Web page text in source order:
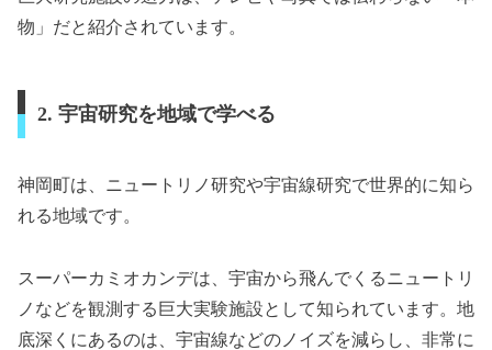
物」だと紹介されています。
2. 宇宙研究を地域で学べる
神岡町は、ニュートリノ研究や宇宙線研究で世界的に知ら
れる地域です。
スーパーカミオカンデは、宇宙から飛んでくるニュートリ
ノなどを観測する巨大実験施設として知られています。地
底深くにあるのは、宇宙線などのノイズを減らし、非常に